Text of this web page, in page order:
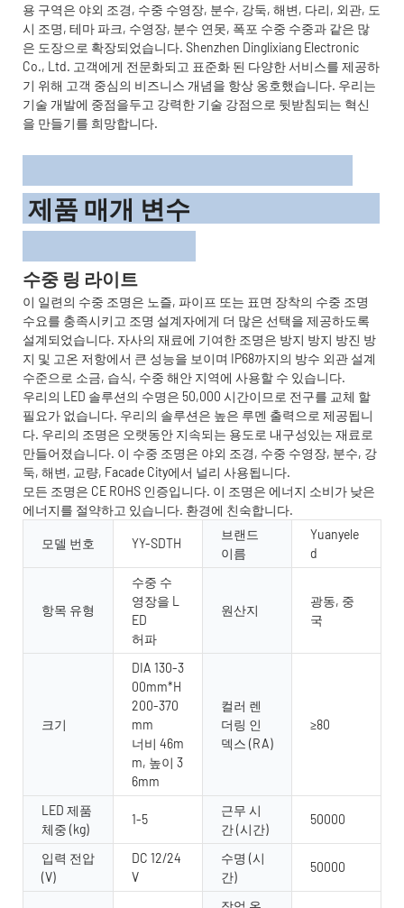
용 구역은 야외 조경, 수중 수영장, 분수, 강둑, 해변, 다리, 외관, 도
시 조명, 테마 파크, 수영장, 분수 연못, 폭포 수중 수중과 같은 많
은 도장으로 확장되었습니다. Shenzhen Dinglixiang Electronic
Co., Ltd. 고객에게 전문화되고 표준화 된 다양한 서비스를 제공하
기 위해 고객 중심의 비즈니스 개념을 항상 옹호했습니다. 우리는
기술 개발에 중점을두고 강력한 기술 강점으로 뒷받침되는 혁신
을 만들기를 희망합니다.
제품 매개 변수
수중 링 라이트
이 일련의 수중 조명은 노즐, 파이프 또는 표면 장착의 수중 조명
수요를 충족시키고 조명 설계자에게 더 많은 선택을 제공하도록
설계되었습니다. 자사의 재료에 기여한 조명은 방지 방지 방진 방
지 및 고온 저항에서 큰 성능을 보이며 IP68까지의 방수 외관 설계
수준으로 소금, 습식, 수중 해안 지역에 사용할 수 있습니다.
우리의 LED 솔루션의 수명은 50,000 시간이므로 전구를 교체 할
필요가 없습니다. 우리의 솔루션은 높은 루멘 출력으로 제공됩니
다. 우리의 조명은 오랫동안 지속되는 용도로 내구성있는 재료로
만들어졌습니다. 이 수중 조명은 야외 조경, 수중 수영장, 분수, 강
둑, 해변, 교량, Facade City에서 널리 사용됩니다.
모든 조명은 CE ROHS 인증입니다. 이 조명은 에너지 소비가 낮은
에너지를 절약하고 있습니다. 환경에 친숙합니다.
모델 번호 YY-SDTH
브랜드
이름
Yuanyele
d
항목 유형
수중 수
영장을 L
ED
허파
원산지
광동, 중
국
크기
DIA 130-3
00mm*H
200-370
mm
너비 46m
m, 높이 3
6mm
컬러 렌
더링 인
덱스 (RA)
≥80
LED 제품
체중 (kg)
1-5
근무 시
간 (시간)
50000
입력 전압
(V)
DC 12/24
V
수명 (시
간)
50000